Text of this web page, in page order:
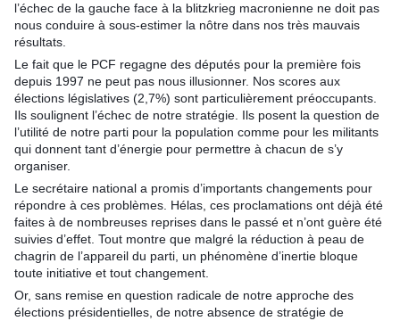
l’échec de la gauche face à la blitzkrieg macronienne ne doit pas
nous conduire à sous-estimer la nôtre dans nos très mauvais
résultats.
Le fait que le PCF regagne des députés pour la première fois
depuis 1997 ne peut pas nous illusionner. Nos scores aux
élections législatives (2,7%) sont particulièrement préoccupants.
Ils soulignent l’échec de notre stratégie. Ils posent la question de
l’utilité de notre parti pour la population comme pour les militants
qui donnent tant d’énergie pour permettre à chacun de s’y
organiser.
Le secrétaire national a promis d’importants changements pour
répondre à ces problèmes. Hélas, ces proclamations ont déjà été
faites à de nombreuses reprises dans le passé et n’ont guère été
suivies d’effet. Tout montre que malgré la réduction à peau de
chagrin de l’appareil du parti, un phénomène d’inertie bloque
toute initiative et tout changement.
Or, sans remise en question radicale de notre approche des
élections présidentielles, de notre absence de stratégie de